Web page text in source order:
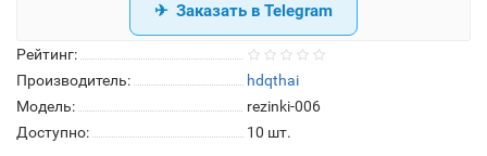
Рейтинг:
Производитель:
hdqthai
Модель:
rezinki-006
Доступно:
10 шт.
Заказать в Telegram